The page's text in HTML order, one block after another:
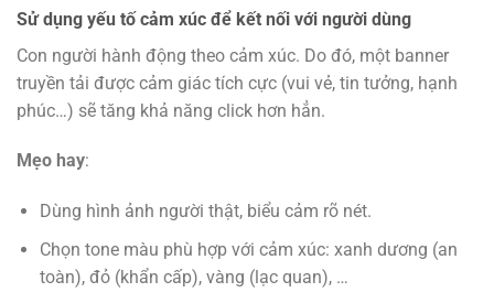
Sử dụng yếu tố cảm xúc để kết nối với người dùng
Con người hành động theo cảm xúc. Do đó, một banner
truyền tải được cảm giác tích cực (vui vẻ, tin tưởng, hạnh
phúc…) sẽ tăng khả năng click hơn hẳn.
Mẹo hay:
Dùng hình ảnh người thật, biểu cảm rõ nét.
Chọn tone màu phù hợp với cảm xúc: xanh dương (an
toàn), đỏ (khẩn cấp), vàng (lạc quan), …